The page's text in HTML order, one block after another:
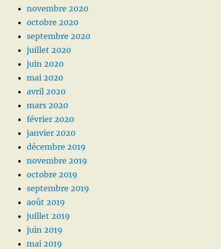
novembre 2020
octobre 2020
septembre 2020
juillet 2020
juin 2020
mai 2020
avril 2020
mars 2020
février 2020
janvier 2020
décembre 2019
novembre 2019
octobre 2019
septembre 2019
août 2019
juillet 2019
juin 2019
mai 2019